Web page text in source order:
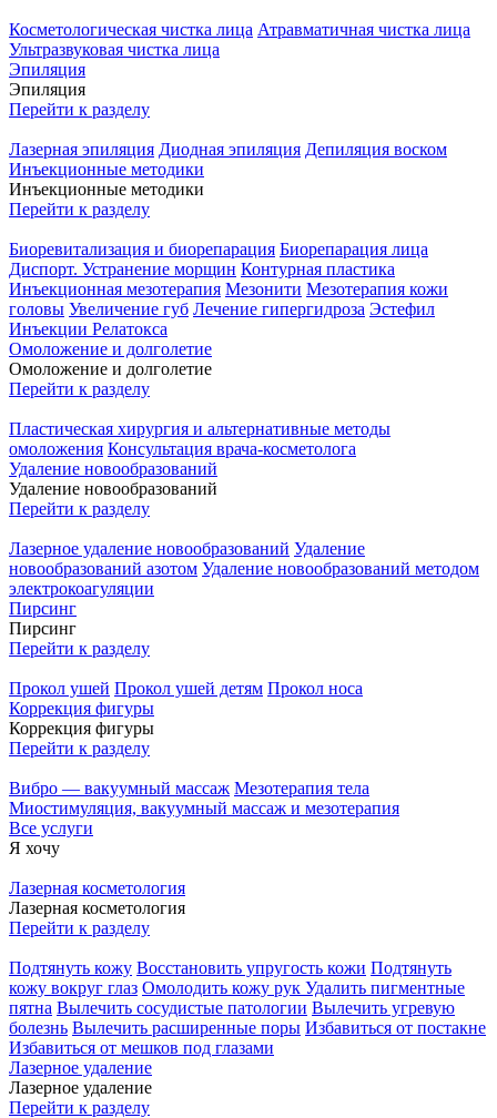
Косметологическая чистка лица Атравматичная чистка лица
Ультразвуковая чистка лица
Эпиляция
Эпиляция
Перейти к разделу
Лазерная эпиляция Диодная эпиляция Депиляция воском
Инъекционные методики
Инъекционные методики
Перейти к разделу
Биоревитализация и биорепарация Биорепарация лица
Диспорт. Устранение морщин Контурная пластика
Инъекционная мезотерапия Мезонити Мезотерапия кожи
головы Увеличение губ Лечение гипергидроза Эстефил
Инъекции Релатокса
Омоложение и долголетие
Омоложение и долголетие
Перейти к разделу
Пластическая хирургия и альтернативные методы
омоложения Консультация врача-косметолога
Удаление новообразований
Удаление новообразований
Перейти к разделу
Лазерное удаление новообразований Удаление
новообразований азотом Удаление новообразований методом
электрокоагуляции
Пирсинг
Пирсинг
Перейти к разделу
Прокол ушей Прокол ушей детям Прокол носа
Коррекция фигуры
Коррекция фигуры
Перейти к разделу
Вибро — вакуумный массаж Мезотерапия тела
Миостимуляция, вакуумный массаж и мезотерапия
Все услуги
Я хочу
Лазерная косметология
Лазерная косметология
Перейти к разделу
Подтянуть кожу Восстановить упругость кожи Подтянуть
кожу вокруг глаз Омолодить кожу рук Удалить пигментные
пятна Вылечить сосудистые патологии Вылечить угревую
болезнь Вылечить расширенные поры Избавиться от постакне
Избавиться от мешков под глазами
Лазерное удаление
Лазерное удаление
Перейти к разделу